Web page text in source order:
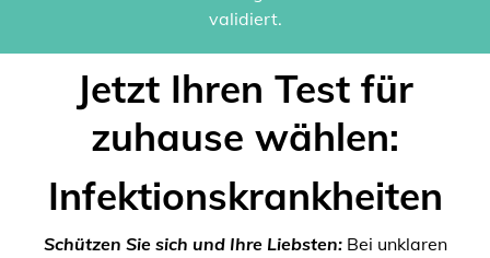
validiert.
Jetzt Ihren Test für
zuhause wählen:
Infektionskrankheiten
Schützen Sie sich und Ihre Liebsten:Bei unklaren